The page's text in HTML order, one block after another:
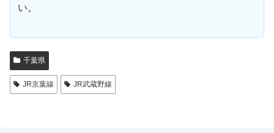
い。
千葉県
JR京葉線 JR武蔵野線